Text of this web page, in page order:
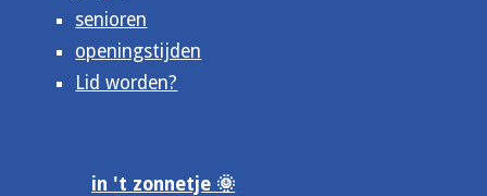
senioren
openingstijden
Lid worden?
in 't zonnetje 🌞